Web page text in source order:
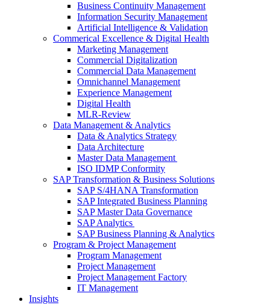
Business Continuity Management
Information Security Management
Artificial Intelligence & Validation
Commerical Excellence & Digital Health
Marketing Management
Commercial Digitalization
Commercial Data Management
Omnichannel Management
Experience Management
Digital Health
MLR-Review
Data Management & Analytics
Data & Analytics Strategy
Data Architecture
Master Data Management
ISO IDMP Conformity
SAP Transformation & Business Solutions
SAP S/4HANA Transformation
SAP Integrated Business Planning
SAP Master Data Governance
SAP Analytics
SAP Business Planning & Analytics
Program & Project Management
Program Management
Project Management
Project Management Factory
IT Management
Insights